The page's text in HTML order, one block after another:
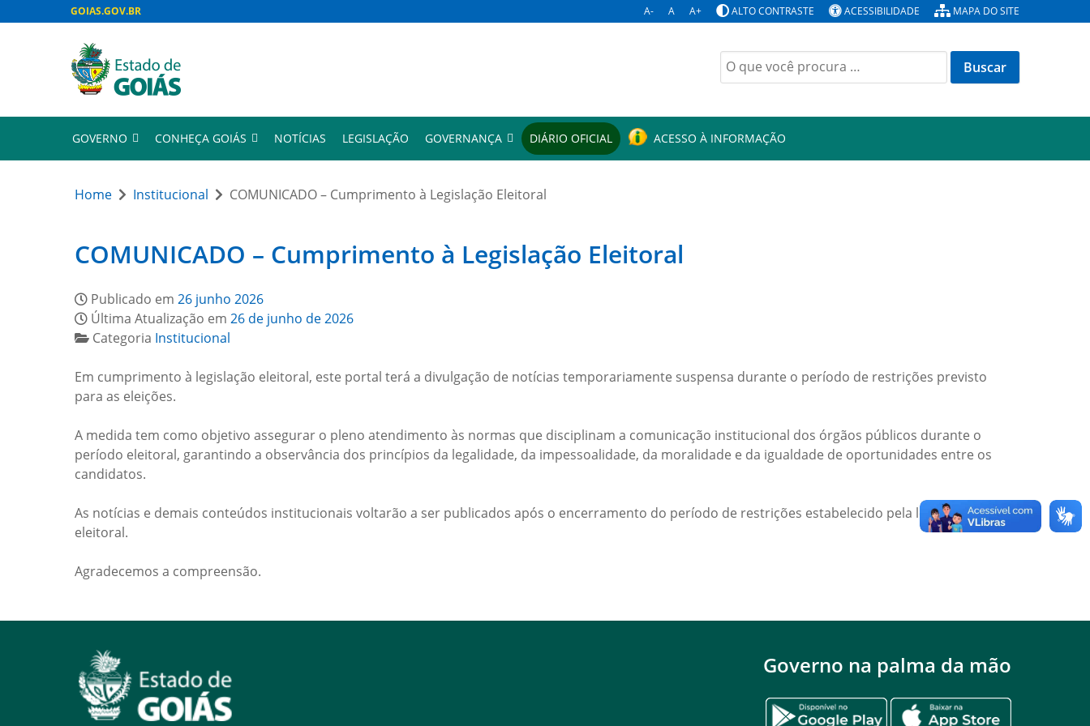
GOIAS.GOV.BR A- A A+ ALTO CONTRASTE ACESSIBILIDADE MAPA DO SITE
Buscar
por:
GOVERNO CONHEÇA GOIÁS NOTÍCIAS LEGISLAÇÃO GOVERNANÇA DIÁRIO OFICIAL ACESSO À INFORMAÇÃO
Home Institucional COMUNICADO – Cumprimento à Legislação Eleitoral
COMUNICADO – Cumprimento à Legislação Eleitoral
Publicado em 26 junho 2026
Última Atualização em 26 de junho de 2026
Categoria Institucional
Em cumprimento à legislação eleitoral, este portal terá a divulgação de notícias temporariamente suspensa durante o período de restrições previsto
para as eleições.
A medida tem como objetivo assegurar o pleno atendimento às normas que disciplinam a comunicação institucional dos órgãos públicos durante o
período eleitoral, garantindo a observância dos princípios da legalidade, da impessoalidade, da moralidade e da igualdade de oportunidades entre os
candidatos.
As notícias e demais conteúdos institucionais voltarão a ser publicados após o encerramento do período de restrições estabelecido pela legislação
eleitoral.
Agradecemos a compreensão.
Governo na palma da mão